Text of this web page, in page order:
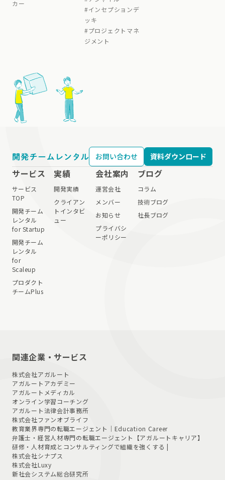
カー
#インセプションデ
ッキ
#プロジェクトマネ
ジメント
お問い合わせ 資料ダウンロード
サービス
サービス
TOP
開発チーム
レンタル
for Startup
開発チーム
レンタル
for
Scaleup
プロダクト
チームPlus
実績
開発実績
クライアン
トインタビ
ュー
会社案内
運営会社
メンバー
お知らせ
プライバシ
ーポリシー
ブログ
コラム
技術ブログ
社長ブログ
関連企業・サービス
株式会社アガルート
アガルートアカデミー
アガルートメディカル
オンライン学習コーチング
アガルート法律会計事務所
株式会社ファンオブライフ
教育業界専門の転職エージェント｜ Education Career
弁護士・経営人材専門の転職エージェント
【アガルートキャリア】
研修・人材育成とコンサルティングで組織を強くする |
株式会社シナプス
株式会社Luxy
新社会システム総合研究所